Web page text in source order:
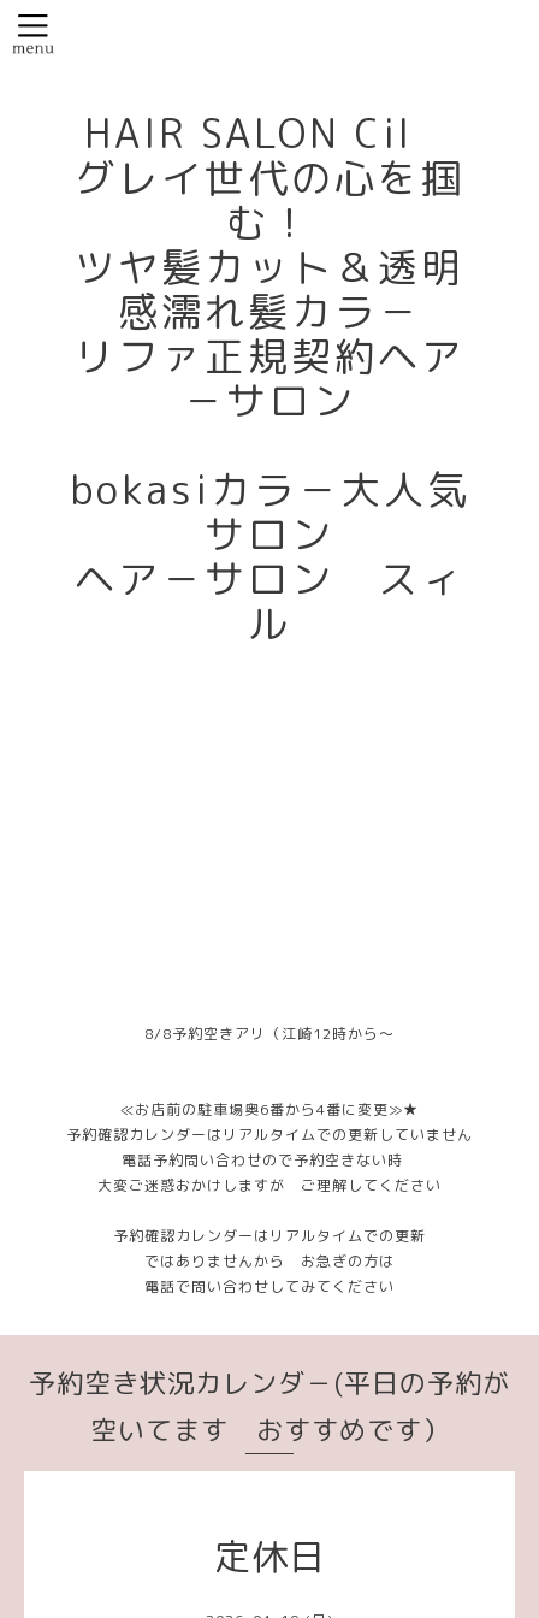
HAIR SALON Cil
グレイ世代の心を掴
む！
ツヤ髪カット＆透明
感濡れ髪カラ－
リファ正規契約ヘア
－サロン
bokasiカラ－大人気
サロン
ヘア－サロン スィ
ル
8/8予約空きアリ（江崎12時から～
≪お店前の駐車場奥6番から4番に変更≫★
予約確認カレンダーはリアルタイムでの更新していません
電話予約問い合わせので予約空きない時
大変ご迷惑おかけしますが ご理解してください
予約確認カレンダーはリアルタイムでの更新
ではありませんから お急ぎの方は
電話で問い合わせしてみてください
予約空き状況カレンダ－(平日の予約が
空いてます おすすめです）
定休日